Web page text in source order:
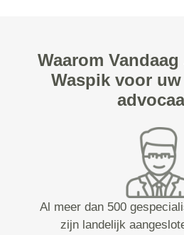
Waarom
Waspik voor
Al meer dan 500
zijn landelijk